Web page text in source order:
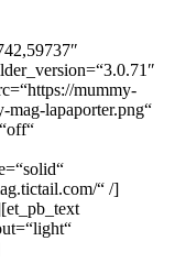
mummy-
mag-lapaporter.png“
“ /]